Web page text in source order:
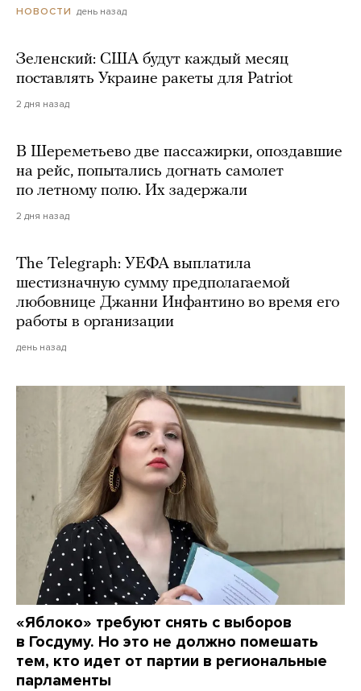
НОВОСТИ день назад
Зеленский: США будут каждый месяц
поставлять Украине ракеты для Patriot
2 дня назад
В Шереметьево две пассажирки, опоздавшие
на рейс, попытались догнать самолет
по летному полю. Их задержали
2 дня назад
The Telegraph: УЕФА выплатила
шестизначную сумму предполагаемой
любовнице Джанни Инфантино во время его
работы в организации
день назад
«Яблоко» требуют снять с выборов
в Госдуму. Но это не должно помешать
тем, кто идет от партии в региональные
парламенты